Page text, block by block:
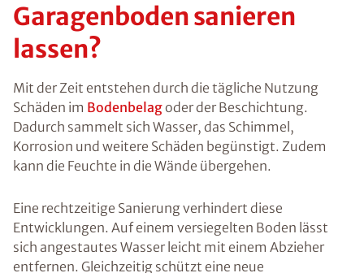
Garagenboden sanieren
lassen?
Mit der Zeit entstehen durch die tägliche Nutzung
Schäden im Bodenbelagoder der Beschichtung.
Dadurch sammelt sich Wasser, das Schimmel,
Korrosion und weitere Schäden begünstigt. Zudem
kann die Feuchte in die Wände übergehen.
Eine rechtzeitige Sanierung verhindert diese
Entwicklungen. Auf einem versiegelten Boden lässt
sich angestautes Wasser leicht mit einem Abzieher
entfernen. Gleichzeitig schützt eine neue